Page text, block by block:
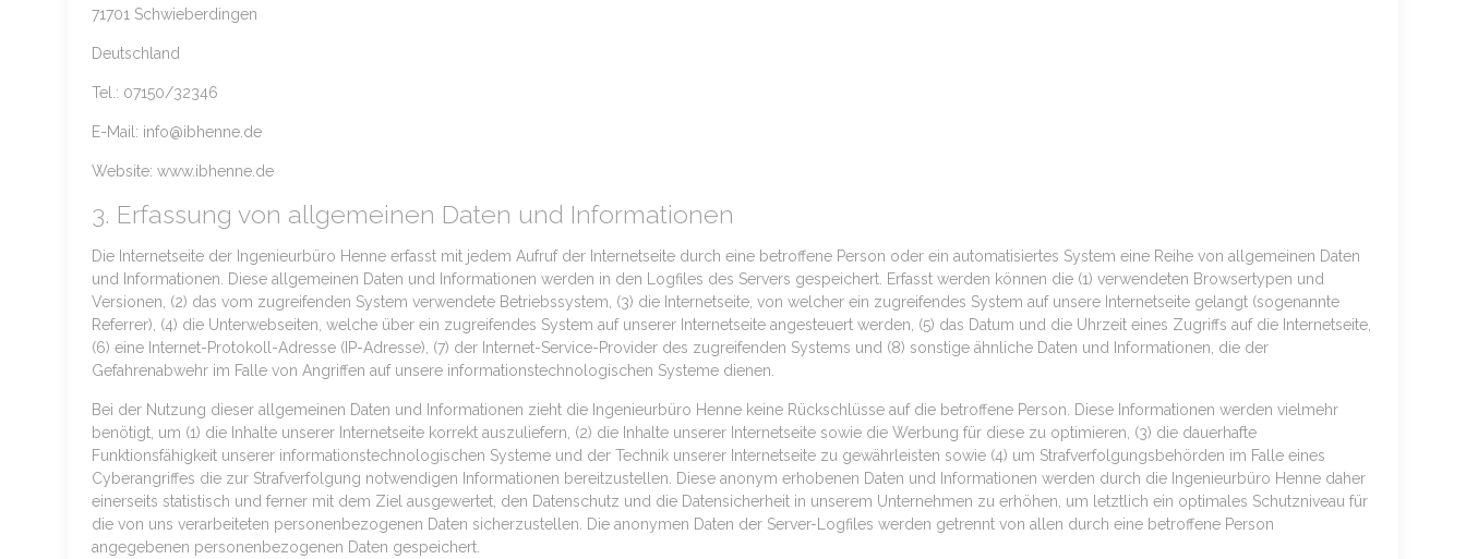
71701 Schwieberdingen
Deutschland
Tel.: 07150/32346
E-Mail: info@ibhenne.de
Website: www.ibhenne.de
3. Erfassung von allgemeinen Daten und Informationen
Die Internetseite der Ingenieurbüro Henne erfasst mit jedem Aufruf der Internetseite durch eine betroffene Person oder ein automatisiertes System eine Reihe von allgemeinen Daten
und Informationen. Diese allgemeinen Daten und Informationen werden in den Logfiles des Servers gespeichert. Erfasst werden können die (1) verwendeten Browsertypen und
Versionen, (2) das vom zugreifenden System verwendete Betriebssystem, (3) die Internetseite, von welcher ein zugreifendes System auf unsere Internetseite gelangt (sogenannte
Referrer), (4) die Unterwebseiten, welche über ein zugreifendes System auf unserer Internetseite angesteuert werden, (5) das Datum und die Uhrzeit eines Zugriffs auf die Internetseite,
(6) eine Internet-Protokoll-Adresse (IP-Adresse), (7) der Internet-Service-Provider des zugreifenden Systems und (8) sonstige ähnliche Daten und Informationen, die der
Gefahrenabwehr im Falle von Angriffen auf unsere informationstechnologischen Systeme dienen.
Bei der Nutzung dieser allgemeinen Daten und Informationen zieht die Ingenieurbüro Henne keine Rückschlüsse auf die betroffene Person. Diese Informationen werden vielmehr
benötigt, um (1) die Inhalte unserer Internetseite korrekt auszuliefern, (2) die Inhalte unserer Internetseite sowie die Werbung für diese zu optimieren, (3) die dauerhafte
Funktionsfähigkeit unserer informationstechnologischen Systeme und der Technik unserer Internetseite zu gewährleisten sowie (4) um Strafverfolgungsbehörden im Falle eines
Cyberangriffes die zur Strafverfolgung notwendigen Informationen bereitzustellen. Diese anonym erhobenen Daten und Informationen werden durch die Ingenieurbüro Henne daher
einerseits statistisch und ferner mit dem Ziel ausgewertet, den Datenschutz und die Datensicherheit in unserem Unternehmen zu erhöhen, um letztlich ein optimales Schutzniveau für
die von uns verarbeiteten personenbezogenen Daten sicherzustellen. Die anonymen Daten der Server-Logfiles werden getrennt von allen durch eine betroffene Person
angegebenen personenbezogenen Daten gespeichert.